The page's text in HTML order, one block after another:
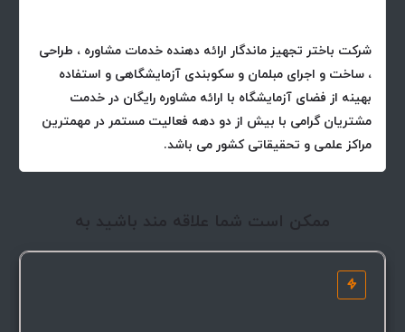
شرکت باختر تجهیز ماندگار ارائه دهنده خدمات مشاوره ، طراحی
، ساخت و اجرای مبلمان و سکوبندی آزمایشگاهی و استفاده
بهینه از فضای آزمایشگاه با ارائه مشاوره رایگان در خدمت
مشتریان گرامی با بیش از دو دهه فعالیت مستمر در مهمترین
مراکز علمی و تحقیقاتی کشور می باشد.
ممکن است شما علاقه مند باشید به